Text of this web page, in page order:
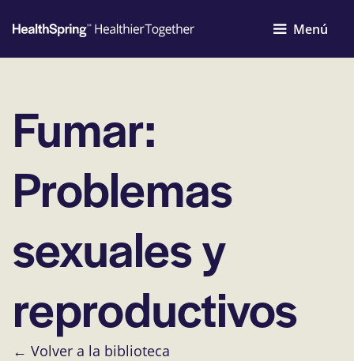
Menú
Fumar:
Problemas
sexuales y
reproductivos
← Volver a la biblioteca